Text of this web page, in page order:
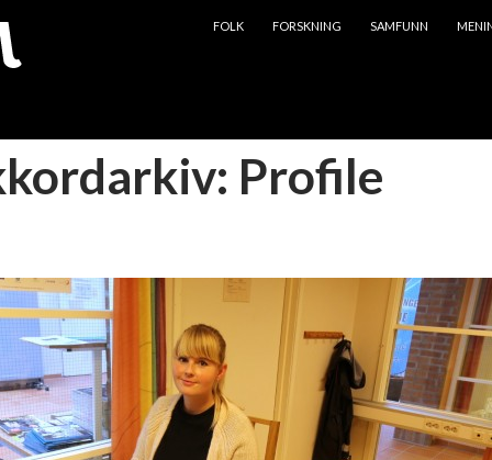
FOLK
FORSKNING SAMFUNN
Profile